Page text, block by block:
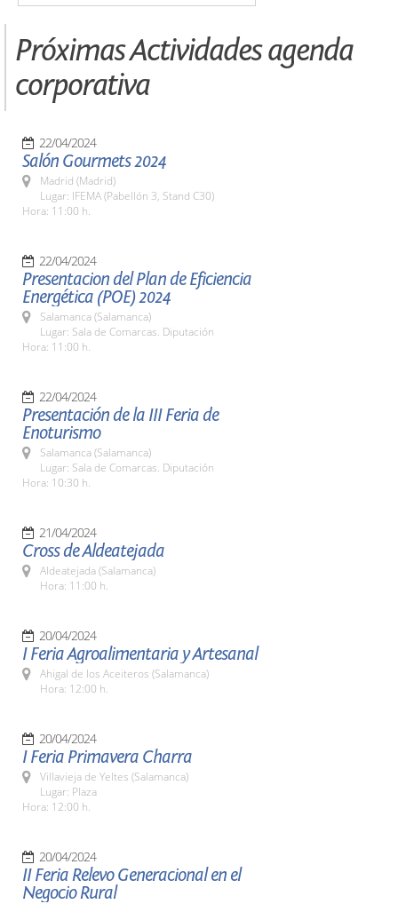
Próximas Actividades agenda
corporativa
22/04/2024
Salón Gourmets 2024
Madrid (Madrid)
Lugar: IFEMA (Pabellón 3, Stand C30)
Hora: 11:00 h.
22/04/2024
Presentacion del Plan de Eficiencia
Energética (POE) 2024
Salamanca (Salamanca)
Lugar: Sala de Comarcas. Diputación
Hora: 11:00 h.
22/04/2024
Presentación de la III Feria de
Enoturismo
Salamanca (Salamanca)
Lugar: Sala de Comarcas. Diputación
Hora: 10:30 h.
21/04/2024
Cross de Aldeatejada
Aldeatejada (Salamanca)
Hora: 11:00 h.
20/04/2024
I Feria Agroalimentaria y Artesanal
Ahigal de los Aceiteros (Salamanca)
Hora: 12:00 h.
20/04/2024
I Feria Primavera Charra
Villavieja de Yeltes (Salamanca)
Lugar: Plaza
Hora: 12:00 h.
20/04/2024
II Feria Relevo Generacional en el
Negocio Rural